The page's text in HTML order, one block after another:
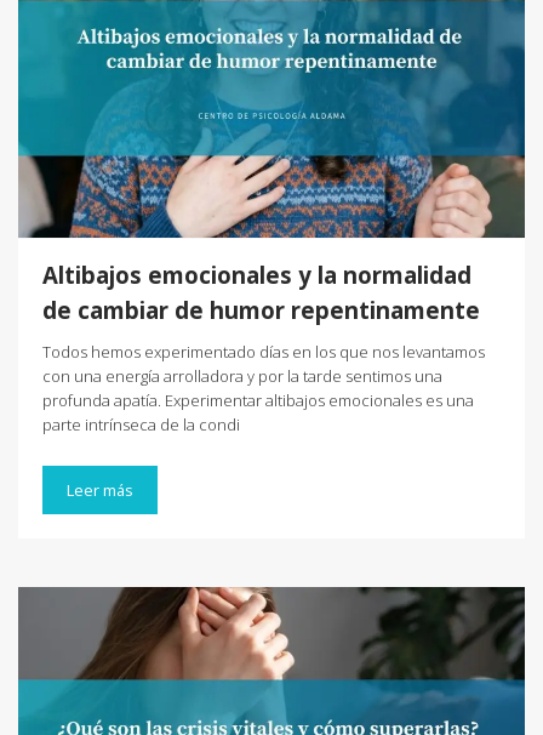
Altibajos emocionales y la normalidad
de cambiar de humor repentinamente
Todos hemos experimentado días en los que nos levantamos
con una energía arrolladora y por la tarde sentimos una
profunda apatía. Experimentar altibajos emocionales es una
parte intrínseca de la condi
Leer más